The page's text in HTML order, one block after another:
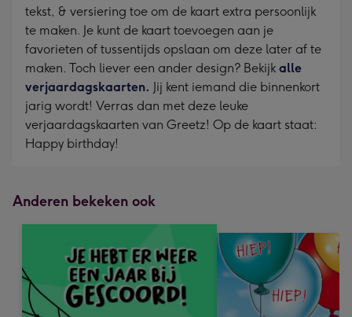
tekst, & versiering toe om de kaart extra persoonlijk
te maken. Je kunt de kaart toevoegen aan je
favorieten of tussentijds opslaan om deze later af te
maken. Toch liever een ander design? Bekijk alle
verjaardagskaarten. Jij kent iemand die binnenkort
jarig wordt! Verras dan met deze leuke
verjaardagskaarten van Greetz! Op de kaart staat:
Happy birthday!
Anderen bekeken ook